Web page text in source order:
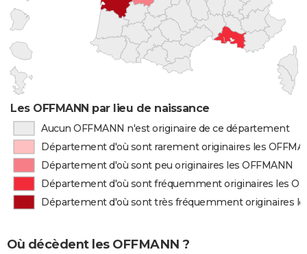
Les OFFMANN par lieu de naissance
Aucun OFFMANN n'est originaire de ce département
Département d'où sont rarement originaires les
Département d'où sont peu originaires les OFFMANN
Département d'où sont fréquemment originaires les
Département d'où sont très fréquemment originaires
Où décèdent les OFFMANN ?